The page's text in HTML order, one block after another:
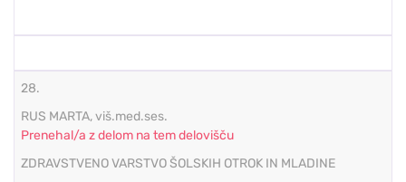
28.
RUS MARTA, viš.med.ses.
Prenehal/a z delom na tem delovišču
ZDRAVSTVENO VARSTVO ŠOLSKIH OTROK IN MLADINE